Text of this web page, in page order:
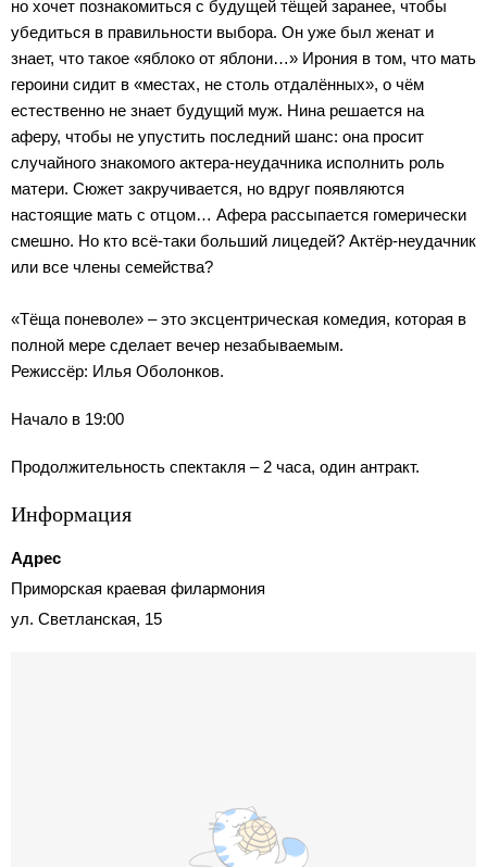
но хочет познакомиться с будущей тёщей заранее, чтобы
убедиться в правильности выбора. Он уже был женат и
знает, что такое «яблоко от яблони…» Ирония в том, что мать
героини сидит в «местах, не столь отдалённых», о чём
естественно не знает будущий муж. Нина решается на
аферу, чтобы не упустить последний шанс: она просит
случайного знакомого актера-неудачника исполнить роль
матери. Сюжет закручивается, но вдруг появляются
настоящие мать с отцом… Афера рассыпается гомерически
смешно. Но кто всё-таки больший лицедей? Актёр-неудачник
или все члены семейства?
«Тёща поневоле» – это эксцентрическая комедия, которая в
полной мере сделает вечер незабываемым.
Режиссёр: Илья Оболонков.
Начало в 19:00
Продолжительность спектакля – 2 часа, один антракт.
Информация
Адрес
Приморская краевая филармония
ул. Светланская, 15